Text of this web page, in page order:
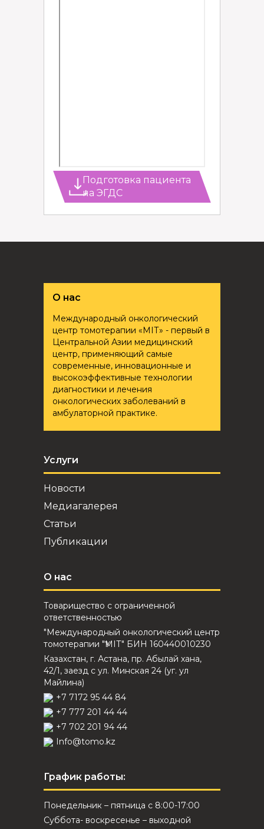
Подготовка пациента
на ЭГДС
О нас
Международный онкологический
центр томотерапии «ҮМІТ» - первый в
Центральной Азии медицинский
центр, применяющий самые
современные, инновационные и
высокоэффективные технологии
диагностики и лечения
онкологических заболеваний в
амбулаторной практике.
Услуги
Новости
Медиагалерея
Статьи
Публикации
О нас
Товарищество с ограниченной
ответственностью
"Международный онкологический центр
томотерапии "ҮМІТ" БИН 160440010230
Казахстан, г. Астана, пр. Абылай хана,
42/1, заезд с ул. Минская 24 (уг. ул
Майлина)
+7 7172 95 44 84
+7 777 201 44 44
+7 702 201 94 44
Info@tomo.kz
График работы:
Понедельник – пятница с 8:00-17:00
Суббота- воскресенье – выходной